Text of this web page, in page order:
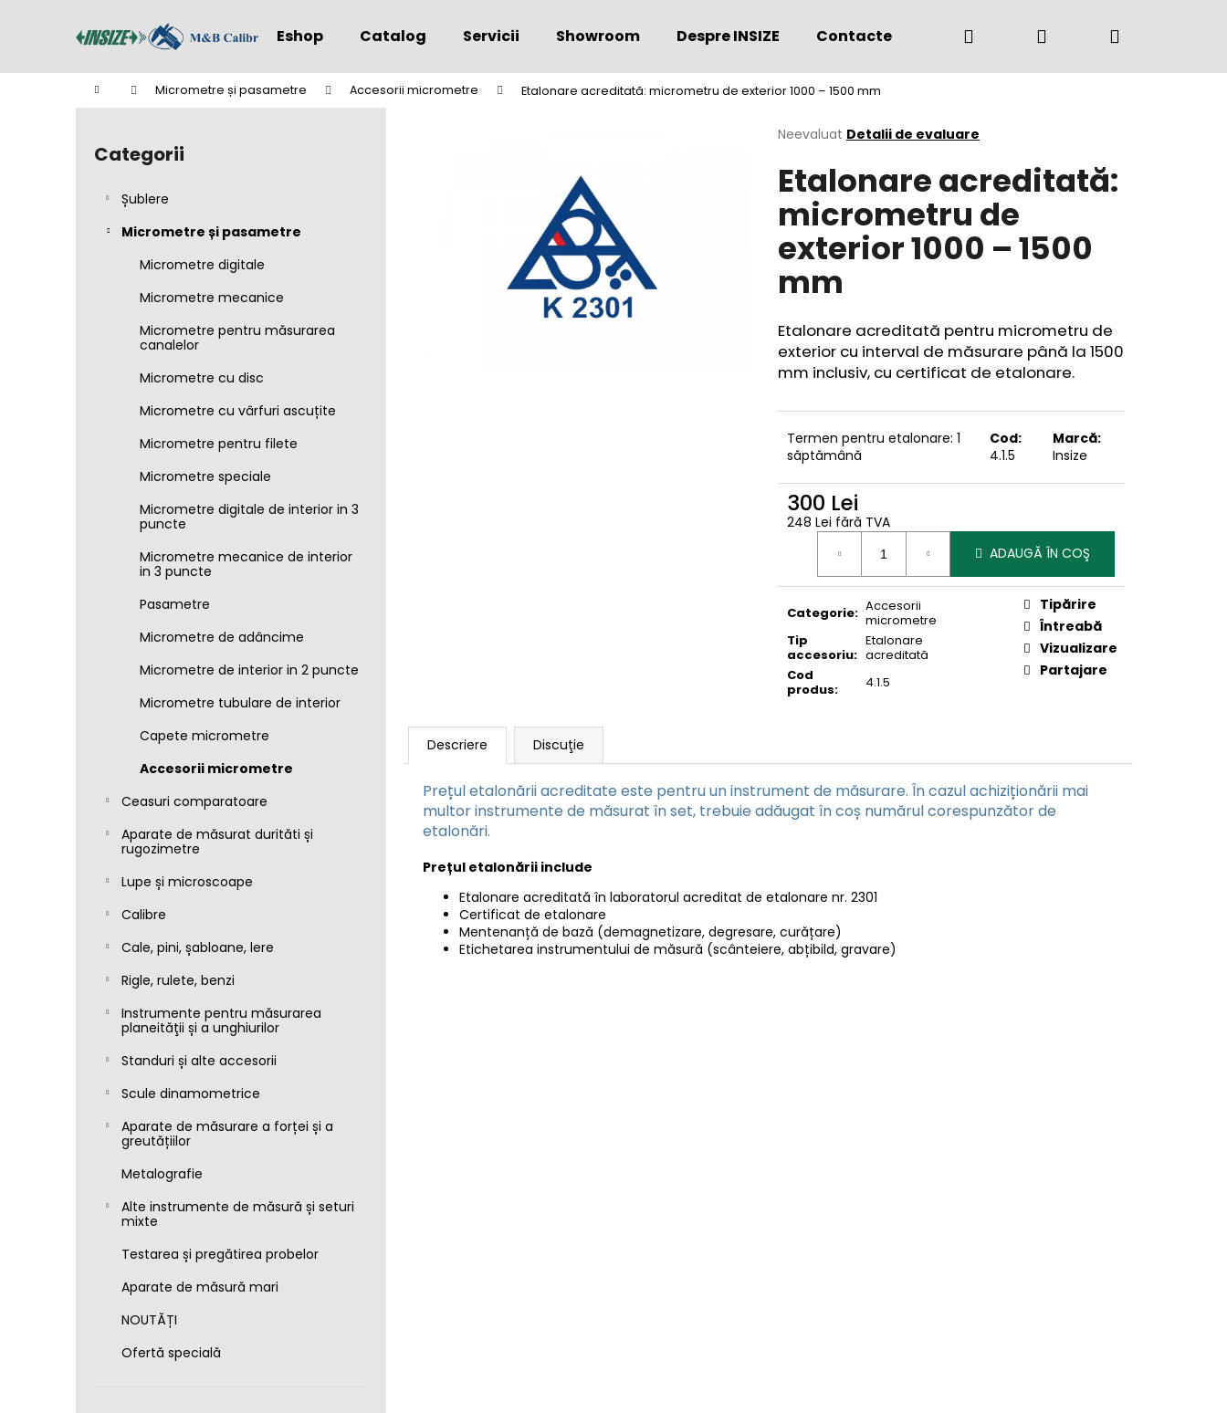
Eshop Catalog Servicii Showroom Despre INSIZE Contacte (+4) 0775 291 134
Căutare Autentificare
Acasă Micrometre și pasametre Accesorii micrometre Etalonare acreditată: micrometru de exterior 1000 – 1500 mm
B
Sari
Categorii
Șublere
Micrometre și pasametre
Micrometre digitale
Micrometre mecanice
Micrometre pentru măsurarea
canalelor
Micrometre cu disc
Micrometre cu vârfuri ascuțite
Micrometre pentru filete
Micrometre speciale
Micrometre digitale de interior in 3
puncte
Micrometre mecanice de interior
in 3 puncte
Pasametre
Micrometre de adâncime
Micrometre de interior in 2 puncte
Micrometre tubulare de interior
Capete micrometre
Accesorii micrometre
Ceasuri comparatoare
Aparate de măsurat durităti și
rugozimetre
Lupe și microscoape
Calibre
Cale, pini, șabloane, lere
Rigle, rulete, benzi
Instrumente pentru măsurarea
planeităţii și a unghiurilor
Standuri și alte accesorii
Scule dinamometrice
Aparate de măsurare a forței și a
greutățiilor
Metalografie
Alte instrumente de măsură și seturi
mixte
Testarea și pregătirea probelor
Aparate de măsură mari
NOUTĂȚI
Ofertă specială
Evaluarea
a
produsului
0,0
din
5
stele.
Neevaluat Detalii de evaluare
Etalonare acreditată:
micrometru de
exterior 1000 – 1500
mm
Etalonare acreditată pentru micrometru de
exterior cu interval de măsurare până la 1500
mm inclusiv, cu certificat de etalonare.
Termen pentru etalonare: 1
săptămână
Cod:
4.1.5
Marcă:
Insize
300 Lei
248 Lei fără TVA
Evaluare
ADAUGĂ ÎN COŞ
Categorie: Accesorii
micrometre
Tip
accesoriu:
Etalonare
acreditată
Cod
produs: 4.1.5
Tipărire
Întreabă
Vizualizare
Partajare
Descriere Discuţie
Prețul etalonării acreditate este pentru un instrument de măsurare. În cazul achiziționării mai
multor instrumente de măsurat în set, trebuie adăugat în coș numărul corespunzător de
etalonări.
Prețul etalonării include
Etalonare acreditată în laboratorul acreditat de etalonare nr. 2301
Certificat de etalonare
Mentenanță de bază (demagnetizare, degresare, curățare)
Etichetarea instrumentului de măsură (scânteiere, abțibild, gravare)
Înapoi
la
Înapoi
la
Ce căutaţi?
Vă recomandăm